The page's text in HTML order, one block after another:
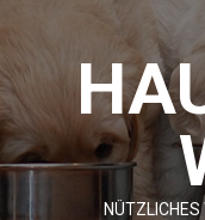
content